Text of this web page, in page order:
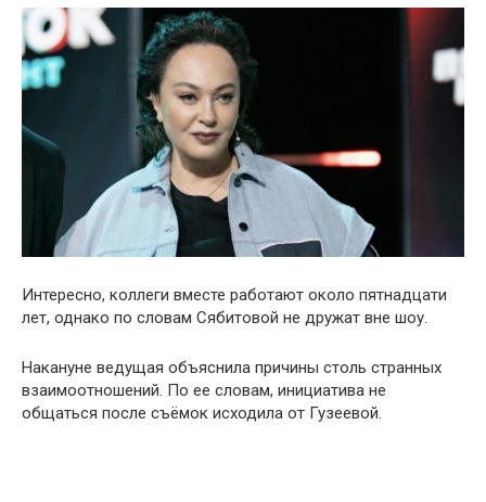
Интересно, коллеги вместе работают около пятнадцати
лет, однако по словам Сябитовой не дружат вне шоу.
Накануне ведущая объяснила причины столь странных
взаимоотношений. По ее словам, инициатива не
общаться после съёмок исходила от Гузеевой.